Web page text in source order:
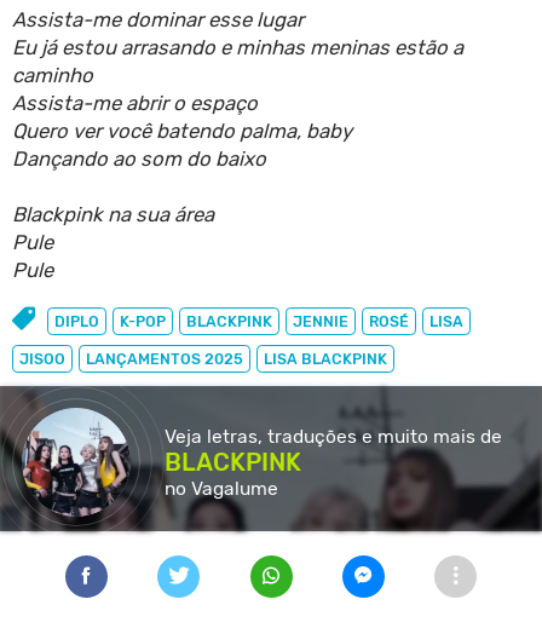
Assista-me dominar esse lugar
Eu já estou arrasando e minhas meninas estão a
caminho
Assista-me abrir o espaço
Quero ver você batendo palma, baby
Dançando ao som do baixo
Blackpink na sua área
Pule
Pule
DIPLO K-POP BLACKPINK JENNIE ROSÉ LISA
JISOO LANÇAMENTOS 2025 LISA BLACKPINK
Veja letras, traduções e muito mais de
BLACKPINK
no Vagalume